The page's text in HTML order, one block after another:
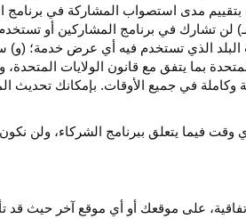
بتقييم مدى استصواب
المشاركة في
لن تشارك في برنامج المشاركين أو
البلد الذي تستخدم فيه أي عرض خدمة؛ (و)
بما يتفق مع قانون الولايات
وكاملة في جميع الأوقات. بإمكانك تحديث
وقت فيما يتعلق ببرنامج الشركاء، ولن
على موقعك أو أي موقع آخر حيث قد